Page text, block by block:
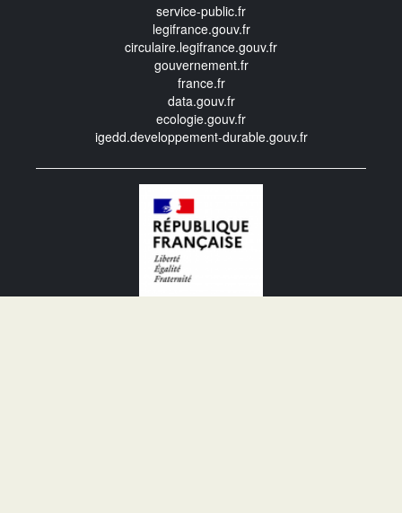
service-public.fr
legifrance.gouv.fr
circulaire.legifrance.gouv.fr
gouvernement.fr
france.fr
data.gouv.fr
ecologie.gouv.fr
igedd.developpement-durable.gouv.fr